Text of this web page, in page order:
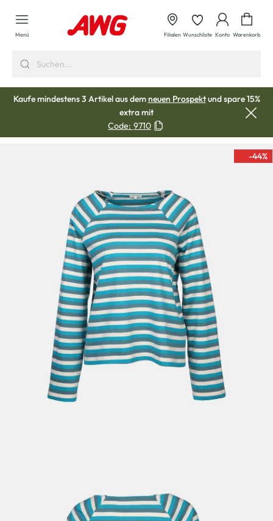
springen
Menü Filialen Wunschliste Konto Warenkorb
Kaufe mindestens 3 Artikel aus demneuen Prospektund spare 15%
extra mit
Code: 9710
-44%